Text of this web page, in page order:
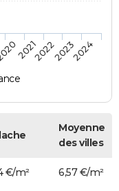
2021202220232024
Moyenne
des villes
€/m² 6,57 €/m²